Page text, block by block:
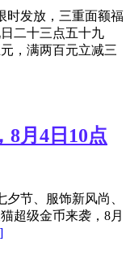
时发放，三重面额福
二十三点五十九
，满两百元立减三
8月4日10点
节、服饰新风尚、
超级金币来袭，8月